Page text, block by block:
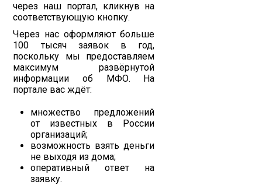
через наш портал, кликнув на
соответствующую кнопку.
Через нас оформляют больше
100 тысяч заявок в год,
поскольку мы предоставляем
максимум развёрнутой
информации об МФО. На
портале вас ждёт:
множество предложений
от известных в России
организаций;
возможность взять деньги
не выходя из дома;
оперативный ответ на
заявку.